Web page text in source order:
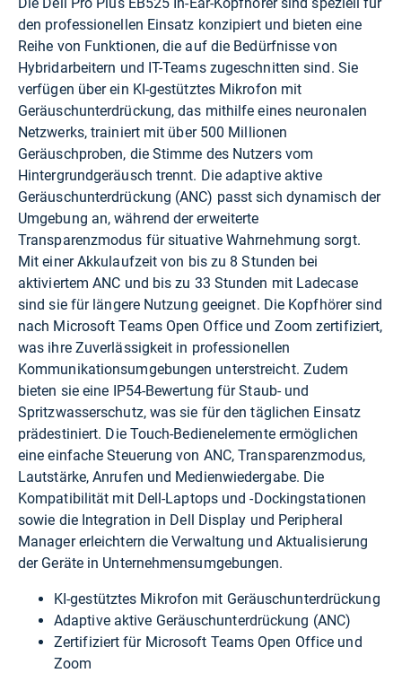
den professionellen Einsatz konzipiert und bieten eine
Reihe von Funktionen, die auf die Bedürfnisse von
Hybridarbeitern und IT-Teams zugeschnitten sind. Sie
verfügen über ein KI-gestütztes Mikrofon mit
Geräuschunterdrückung, das mithilfe eines neuronalen
Netzwerks, trainiert mit über 500 Millionen
Geräuschproben, die Stimme des Nutzers vom
Hintergrundgeräusch trennt. Die adaptive aktive
Geräuschunterdrückung (ANC) passt sich dynamisch der
Umgebung an, während der erweiterte
Transparenzmodus für situative Wahrnehmung sorgt.
Mit einer Akkulaufzeit von bis zu 8 Stunden bei
aktiviertem ANC und bis zu 33 Stunden mit Ladecase
sind sie für längere Nutzung geeignet. Die Kopfhörer sind
nach Microsoft Teams Open Office und Zoom zertifiziert,
was ihre Zuverlässigkeit in professionellen
Kommunikationsumgebungen unterstreicht. Zudem
bieten sie eine IP54-Bewertung für Staub- und
Spritzwasserschutz, was sie für den täglichen Einsatz
prädestiniert. Die Touch-Bedienelemente ermöglichen
eine einfache Steuerung von ANC, Transparenzmodus,
Lautstärke, Anrufen und Medienwiedergabe. Die
Kompatibilität mit Dell-Laptops und -Dockingstationen
sowie die Integration in Dell Display und Peripheral
Manager erleichtern die Verwaltung und Aktualisierung
der Geräte in Unternehmensumgebungen.
KI-gestütztes Mikrofon mit Geräuschunterdrückung
Adaptive aktive Geräuschunterdrückung (ANC)
Zertifiziert für Microsoft Teams Open Office und
Zoom